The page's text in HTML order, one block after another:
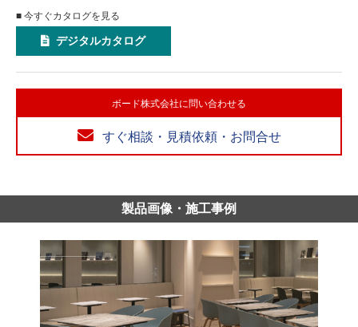
■ 今すぐカタログを見る
デジタルカタログ
ボード株式会社に問い合わせる
すぐ相談・見積依頼・お問合せ
製品画像・施工事例